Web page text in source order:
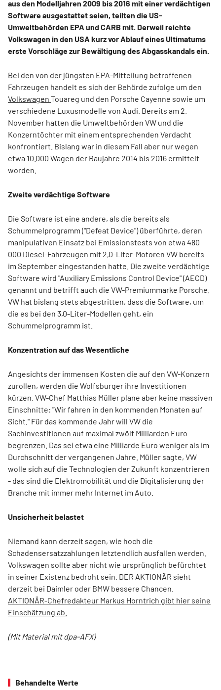
aus den Modelljahren 2009 bis 2016 mit einer verdächtigen
Software ausgestattet seien, teilten die US-
Umweltbehörden EPA und CARB mit. Derweil reichte
Volkswagen in den USA kurz vor Ablauf eines Ultimatums
erste Vorschläge zur Bewältigung des Abgasskandals ein.
Bei den von der jüngsten EPA-Mitteilung betroffenen
Fahrzeugen handelt es sich der Behörde zufolge um den
Volkswagen Touareg und den Porsche Cayenne sowie um
verschiedene Luxusmodelle von Audi. Bereits am 2.
November hatten die Umweltbehörden VW und die
Konzerntöchter mit einem entsprechenden Verdacht
konfrontiert. Bislang war in diesem Fall aber nur wegen
etwa 10.000 Wagen der Baujahre 2014 bis 2016 ermittelt
worden.
Zweite verdächtige Software
Die Software ist eine andere, als die bereits als
Schummelprogramm ("Defeat Device") überführte, deren
manipulativen Einsatz bei Emissionstests von etwa 480
000 Diesel-Fahrzeugen mit 2,0-Liter-Motoren VW bereits
im September eingestanden hatte. Die zweite verdächtige
Software wird "Auxiliary Emissions Control Device" (AECD)
genannt und betrifft auch die VW-Premiummarke Porsche.
VW hat bislang stets abgestritten, dass die Software, um
die es bei den 3,0-Liter-Modellen geht, ein
Schummelprogramm ist.
Konzentration auf das Wesentliche
Angesichts der immensen Kosten die auf den VW-Konzern
zurollen, werden die Wolfsburger ihre Investitionen
kürzen. VW-Chef Matthias Müller plane aber keine massiven
Einschnitte: "Wir fahren in den kommenden Monaten auf
Sicht." Für das kommende Jahr will VW die
Sachinvestitionen auf maximal zwölf Milliarden Euro
begrenzen. Das sei etwa eine Milliarde Euro weniger als im
Durchschnitt der vergangenen Jahre. Müller sagte, VW
wolle sich auf die Technologien der Zukunft konzentrieren
- das sind die Elektromobilität und die Digitalisierung der
Branche mit immer mehr Internet im Auto.
Unsicherheit belastet
Niemand kann derzeit sagen, wie hoch die
Schadensersatzzahlungen letztendlich ausfallen werden.
Volkswagen sollte aber nicht wie ursprünglich befürchtet
in seiner Existenz bedroht sein. DER AKTIONÄR sieht
derzeit bei Daimler oder BMW bessere Chancen.
AKTIONÄR-Chefredakteur Markus Horntrich gibt hier seine
Einschätzung ab.
(Mit Material mit dpa-AFX)
Behandelte Werte